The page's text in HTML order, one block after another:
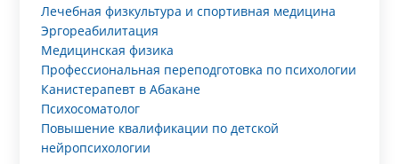
Лечебная физкультура и спортивная медицина
Эргореабилитация
Медицинская физика
Профессиональная переподготовка по психологии
Канистерапевт в Абакане
Психосоматолог
Повышение квалификации по детской
нейропсихологии